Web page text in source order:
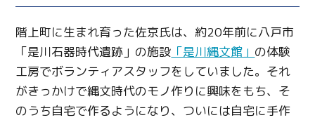
階上町に生まれ育った佐京氏は、約20年前に八戸市
「是川石器時代遺跡」の施設 「是川縄文館」 の体験
工房でボランティアスタッフをしていました。それ
がきっかけで縄文時代のモノ作りに興味をもち、そ
のうち自宅で作るようになり、ついには自宅に手作